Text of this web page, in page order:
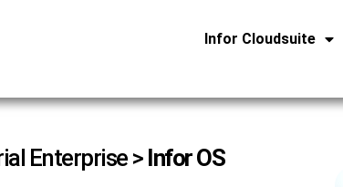
Infor Cloudsuite
Enterprise> Infor OS